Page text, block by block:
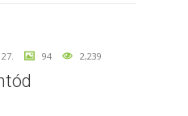
94 2,239